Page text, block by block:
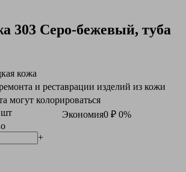
303 Серо-бежевый, туба
кожа
и реставрации изделий из кожи
могут колорироваться
Экономия0 ₽ 0%
+